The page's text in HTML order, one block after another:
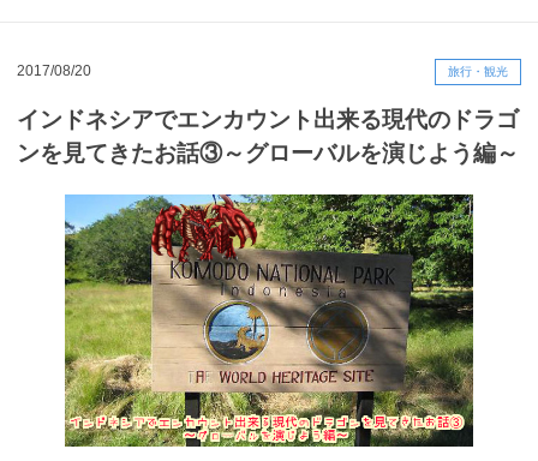
2017/08/20 旅行・観光
インドネシアでエンカウント出来る現代のドラゴ
ンを見てきたお話③～グローバルを演じよう編～